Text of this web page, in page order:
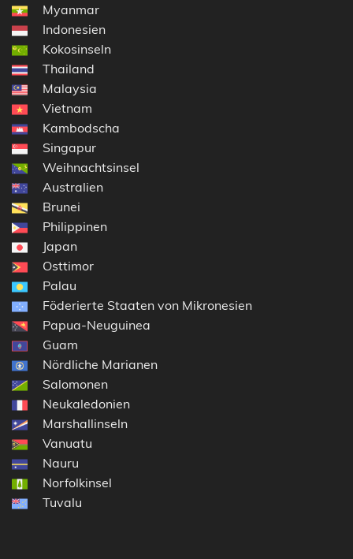
Myanmar
Indonesien
Kokosinseln
Thailand
Malaysia
Vietnam
Kambodscha
Singapur
Weihnachtsinsel
Australien
Brunei
Philippinen
Japan
Osttimor
Palau
Föderierte Staaten von Mikronesien
Papua-Neuguinea
Guam
Nördliche Marianen
Salomonen
Neukaledonien
Marshallinseln
Vanuatu
Nauru
Norfolkinsel
Tuvalu